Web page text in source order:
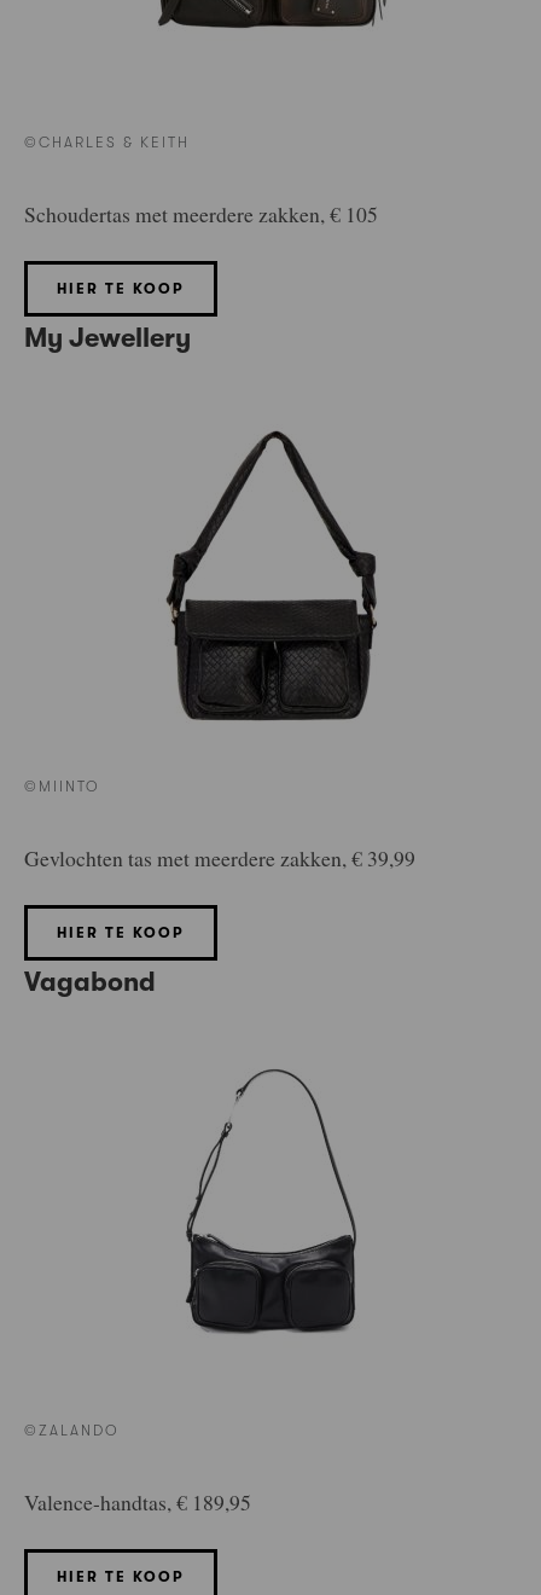
©CHARLES & KEITH
Schoudertas met meerdere zakken, € 105
HIER TE KOOP
My Jewellery
©MIINTO
Gevlochten tas met meerdere zakken, € 39,99
HIER TE KOOP
Vagabond
©ZALANDO
Valence-handtas, € 189,95
HIER TE KOOP